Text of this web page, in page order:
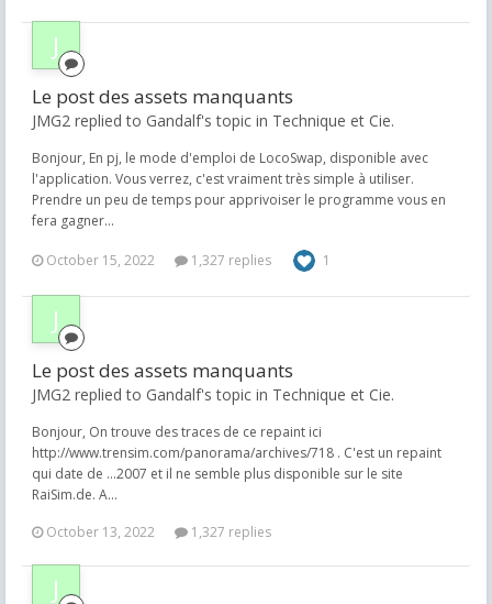
Le post des assets manquants
JMG2 replied to Gandalf's topic in Technique et Cie.
Bonjour, En pj, le mode d'emploi de LocoSwap, disponible avec
l'application. Vous verrez, c'est vraiment très simple à utiliser.
Prendre un peu de temps pour apprivoiser le programme vous en
fera gagner...
October 15, 2022 1,327 replies 1
Le post des assets manquants
JMG2 replied to Gandalf's topic in Technique et Cie.
Bonjour, On trouve des traces de ce repaint ici
http://www.trensim.com/panorama/archives/718 . C'est un repaint
qui date de ...2007 et il ne semble plus disponible sur le site
RaiSim.de. A...
October 13, 2022
1,327 replies